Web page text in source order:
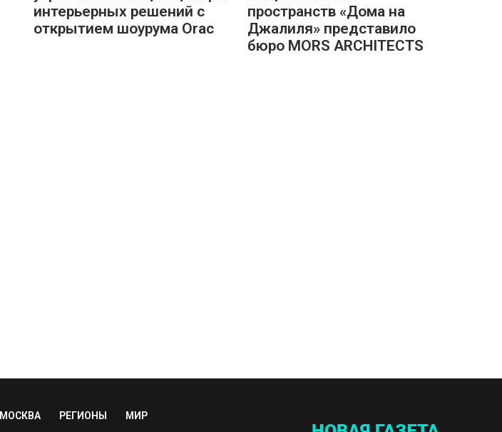
интерьерных решений с
открытием шоурума Orac
пространств «Дома на
Джалиля» представило
бюро MORS ARCHITECTS
МОСКВА РЕГИОНЫ МИР